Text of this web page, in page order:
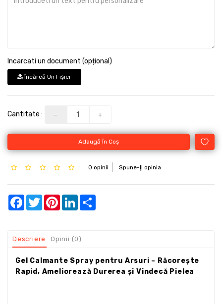
Incarcati un document (opțional)
Încărcă Un Fişier
Cantitate :
Adaugă În Coş
0 opinii Spune-ţi opinia
Facebook
TwitterPinterestLinkedIn
Descriere Opinii (0)
Gel Calmante Spray pentru Arsuri – Răcorește
Rapid, Ameliorează Durerea și Vindecă Pielea